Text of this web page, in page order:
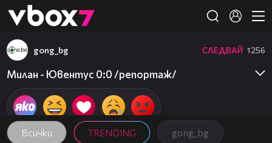
👾
Всички TRENDING gong_bg
gong_bg СЛЕДВАЙ 1256
Милан - Ювентус 0:0 /репортаж/
04:09